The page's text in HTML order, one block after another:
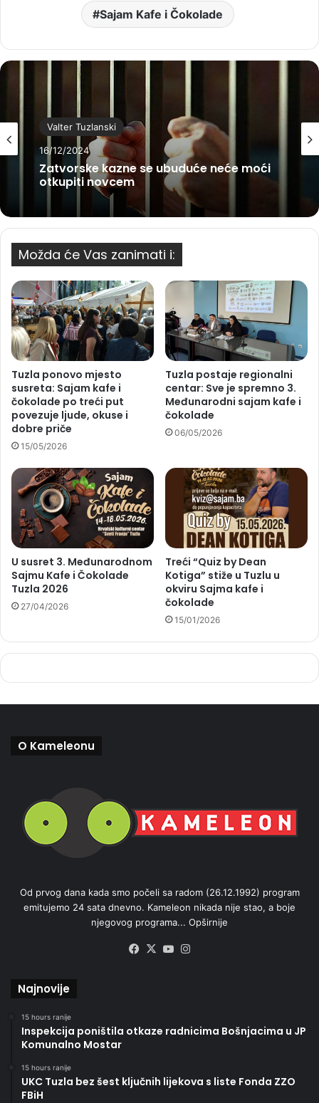
Sajam Kafe i Čokolade
Valter Tuzlanski
16/12/2024
Zatvorske kazne se ubuduće neće moći
otkupiti novcem
Možda će Vas zanimati i:
Tuzla ponovo mjesto
susreta: Sajam kafe i
čokolade po treći put
povezuje ljude, okuse i
dobre priče
15/05/2026
Tuzla postaje regionalni
centar: Sve je spremno 3.
Međunarodni sajam kafe i
čokolade
06/05/2026
U susret 3. Međunarodnom
Sajmu Kafe i Čokolade
Tuzla 2026
27/04/2026
Treći “Quiz by Dean
Kotiga” stiže u Tuzlu u
okviru Sajma kafe i
čokolade
15/01/2026
O Kameleonu
Od prvog dana kada smo počeli sa radom (26.12.1992) program
emitujemo 24 sata dnevno. Kameleon nikada nije stao, a boje
njegovog programa... Opširnije
Facebook
X YouTube
Najnovije
15 hours ranije
Inspekcija poništila otkaze radnicima Bošnjacima u JP
Komunalno Mostar
15 hours ranije
UKC Tuzla bez šest ključnih lijekova s liste Fonda ZZO
FBiH